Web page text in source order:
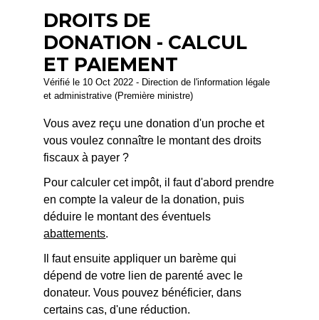
DROITS DE
DONATION - CALCUL
ET PAIEMENT
Vérifié le 10 Oct 2022 - Direction de l'information légale
et administrative (Première ministre)
Vous avez reçu une donation d'un proche et
vous voulez connaître le montant des droits
fiscaux à payer ?
Pour calculer cet impôt, il faut d'abord prendre
en compte la valeur de la donation, puis
déduire le montant des éventuels
abattements.
Il faut ensuite appliquer un barème qui
dépend de votre lien de parenté avec le
donateur. Vous pouvez bénéficier, dans
certains cas, d'une réduction.